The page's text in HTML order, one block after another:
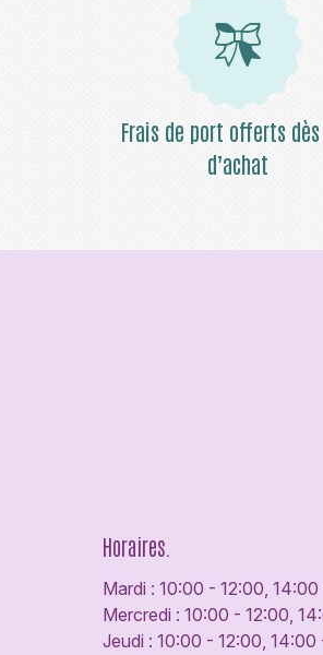
Frais de port offerts
d’achat
Horaires.
Mardi : 10:00 - 12:00,
Mercredi : 10:00 - 12:00,
Jeudi : 10:00 - 12:00, 14:00